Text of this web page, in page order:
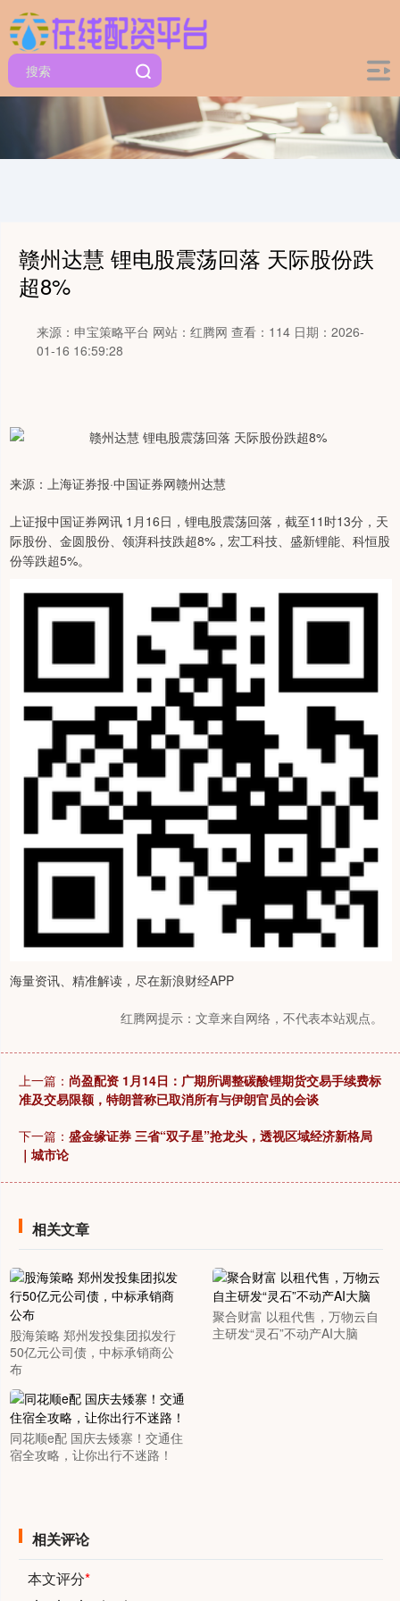
赣州达慧 锂电股震荡回落 天际股份跌
超8%
来源：申宝策略平台 网站：红腾网 查看：114 日期：2026-
01-16 16:59:28
来源：上海证券报·中国证券网赣州达慧
上证报中国证券网讯 1月16日，锂电股震荡回落，截至11时13分，天
际股份、金圆股份、领湃科技跌超8%，宏工科技、盛新锂能、科恒股
份等跌超5%。
海量资讯、精准解读，尽在新浪财经APP
红腾网提示：文章来自网络，不代表本站观点。
上一篇： 尚盈配资 1月14日：广期所调整碳酸锂期货交易手续费标
准及交易限额，特朗普称已取消所有与伊朗官员的会谈
下一篇： 盛金缘证券 三省“双子星”抢龙头，透视区域经济新格局
｜城市论
相关文章
股海策略 郑州发投集团拟发行
50亿元公司债，中标承销商公
布
聚合财富 以租代售，万物云自
主研发“灵石”不动产AI大脑
同花顺e配 国庆去矮寨！交通住
宿全攻略，让你出行不迷路！
相关评论
本文评分*